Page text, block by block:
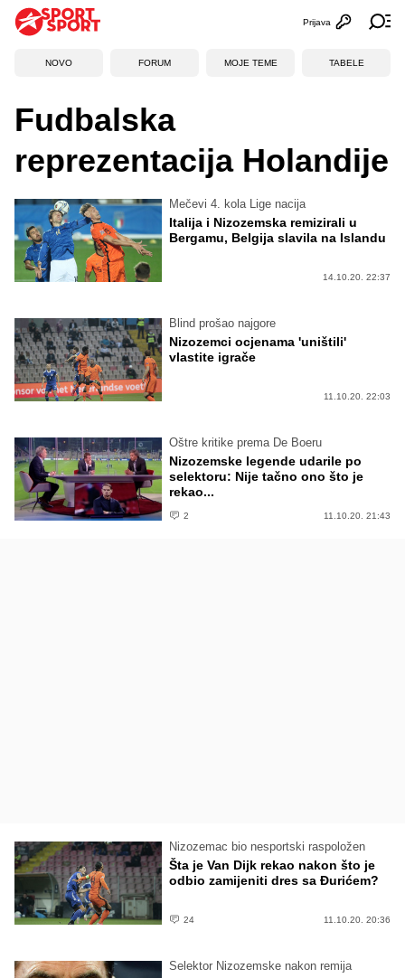
Otvori
Prijava
NOVO FORUM MOJE TEME TABELE
Fudbalska
reprezentacija Holandije
Mečevi 4. kola Lige nacija
Italija i Nizozemska remizirali u
Bergamu, Belgija slavila na Islandu
14.10.20. 22:37
Blind prošao najgore
Nizozemci ocjenama 'uništili'
vlastite igrače
11.10.20. 22:03
Oštre kritike prema De Boeru
Nizozemske legende udarile po
selektoru: Nije tačno ono što je
rekao...
2 11.10.20. 21:43
Nizozemac bio nesportski raspoložen
Šta je Van Dijk rekao nakon što je
odbio zamijeniti dres sa Đurićem?
24 11.10.20. 20:36
Selektor Nizozemske nakon remija